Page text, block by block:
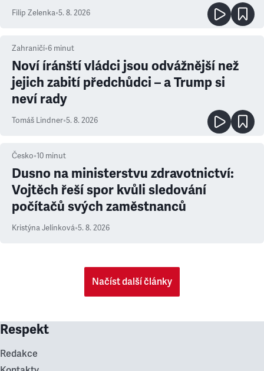
Filip Zelenka•5. 8. 2026
Zahraničí•6 minut
Noví íránští vládci jsou odvážnější než
jejich zabití předchůdci – a Trump si
neví rady
Tomáš Lindner•5. 8. 2026
Česko•10 minut
Dusno na ministerstvu zdravotnictví:
Vojtěch řeší spor kvůli sledování
počítačů svých zaměstnanců
Kristýna Jelínková•5. 8. 2026
Načíst další články
Respekt
Redakce